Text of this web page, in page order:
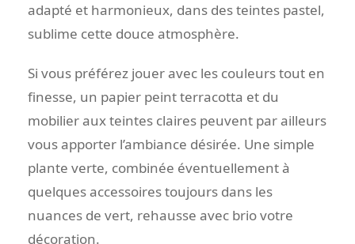
adapté et harmonieux, dans des teintes pastel,
sublime cette douce atmosphère.
Si vous préférez jouer avec les couleurs tout en
finesse, un papier peint terracotta et du
mobilier aux teintes claires peuvent par ailleurs
vous apporter l’ambiance désirée. Une simple
plante verte, combinée éventuellement à
quelques accessoires toujours dans les
nuances de vert, rehausse avec brio votre
décoration.